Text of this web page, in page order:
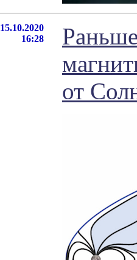
15.10.2020
16:28
от